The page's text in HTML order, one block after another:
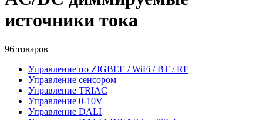
источники тока
96 товаров
Управление по ZIGBEE / WiFi / BT / RF
Управление сенсором
Управление TRIAC
Управление 0-10V
Управление DALI